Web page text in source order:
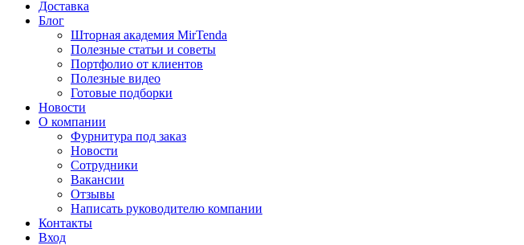
Доставка
Блог
Шторная академия MirTenda
Полезные статьи и советы
Портфолио от клиентов
Полезные видео
Готовые подборки
Новости
О компании
Фурнитура под заказ
Новости
Сотрудники
Вакансии
Отзывы
Написать руководителю компании
Контакты
Вход